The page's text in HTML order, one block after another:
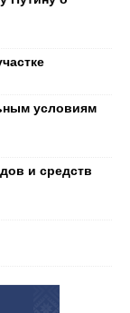
условиям
и средств